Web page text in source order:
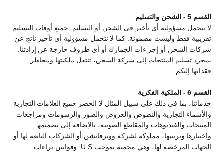
القسم 5 - الشحن والتسليم
لا نتحمل مسؤولية أي تأخير في الشحن أو التسليم. جميع أوقات التسليم
تقريبية فقط وليست مضمونة. كما لا نتحمل مسؤولية أي تأخير ناتج عن
شركات الشحن أو إجراءات الجمارك أو أي ظروف خارجة عن إرادتنا.
بمجرد تسليم المنتجات إلى شركة الشحن، تنتقل ملكيتها ومخاطر
فقدانها إليكم.
القسم 6 - الملكية الفكرية
خدماتنا، بما في ذلك على سبيل المثال لا الحصر جميع العلامات التجارية
والأسماء التجارية والنصوص والعروض والصور والرسومات ومراجعات
المنتجات والفيديوهات والمقاطع الصوتية، بالإضافة إلى تصميمها
واختيارها وترتيبها، مملوكة لشركة ووترفايشن أو الشركات التابعة لها أو
الجهات المرخصة لها، وهي محمية بموجب U.S. وقوانين براءات